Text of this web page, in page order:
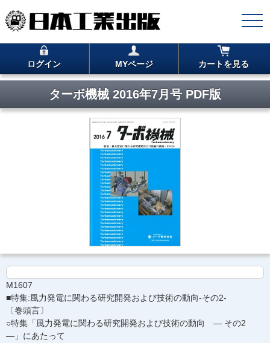
ログイン MYページ カートを見る
ターボ機械 2016年7月号 PDF版
M1607
■特集:風力発電に関わる研究開発および技術の動向-その2-
〔巻頭言〕
○特集「風力発電に関わる研究開発および技術の動向 ― その2
―」にあたって